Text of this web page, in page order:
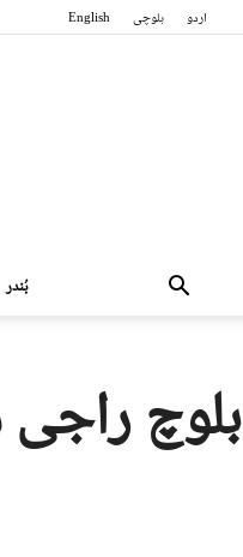
English بلوچی اردو
بُندر
بلوچ